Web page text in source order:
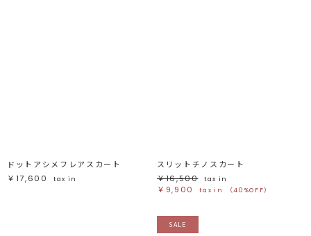
ドットアシメフレアスカート
￥17,600
tax in
スリットチノスカート
￥16,500
tax in
￥9,900 tax in （40%OFF）
SALE